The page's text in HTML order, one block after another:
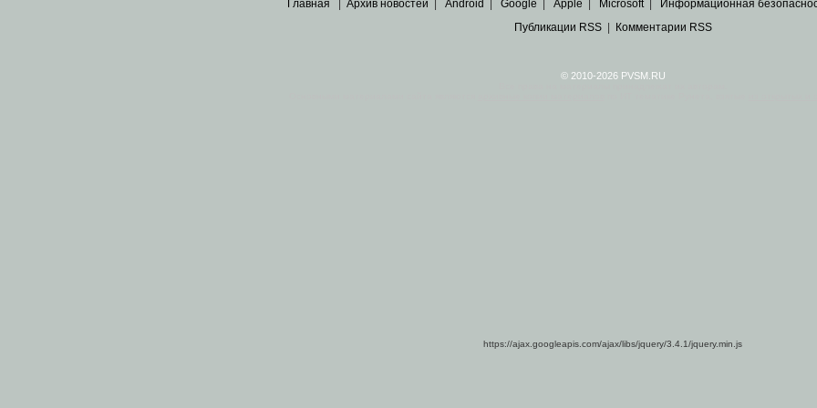
Главная Архив новостей Android Google Apple Microsoft| Информационная
Публикации RSS| Комментарии RSS
© 2010-2026 PVSM.RU
https://ajax.googleapis.com/ajax/libs/jquery/3.4.1/jquery.min.js